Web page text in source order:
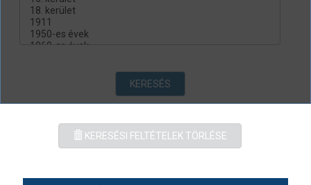
KERESÉS
KERESÉSI FELTÉTELEK TÖRLÉSE